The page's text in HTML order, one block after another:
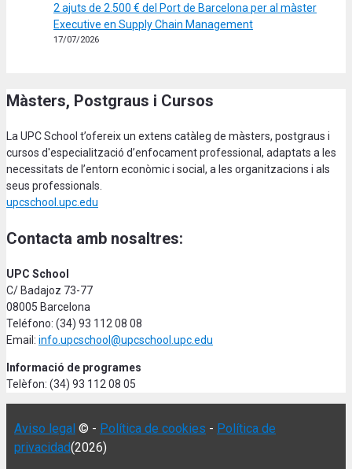
2 ajuts de 2.500 € del Port de Barcelona per al màster
Executive en Supply Chain Management
17/07/2026
Màsters, Postgraus i Cursos
La UPC School t’ofereix un extens catàleg de màsters, postgraus i
cursos d'especialització d’enfocament professional, adaptats a les
necessitats de l’entorn econòmic i social, a les organitzacions i als
seus professionals.
upcschool.upc.edu
Contacta amb nosaltres:
UPC School
C/ Badajoz 73-77
08005 Barcelona
Teléfono: (34) 93 112 08 08
Email: info.upcschool@upcschool.upc.edu
Informació de programes
Telèfon: (34) 93 112 08 05
Aviso legal © - Política de cookies - Política de
privacidad(2026)